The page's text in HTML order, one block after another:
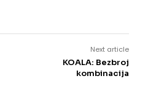
Next article
KOALA: Bezbroj
kombinacija